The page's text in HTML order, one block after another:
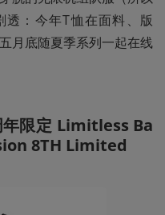
：今年T恤在面料、版
月底随夏季系列一起在线
限定 Limitless Ba
8TH Limited